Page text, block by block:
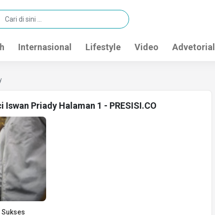
Internasional Lifestyle Video Advetorial
Priady Halaman 1 - PRESISI.CO
Sukses